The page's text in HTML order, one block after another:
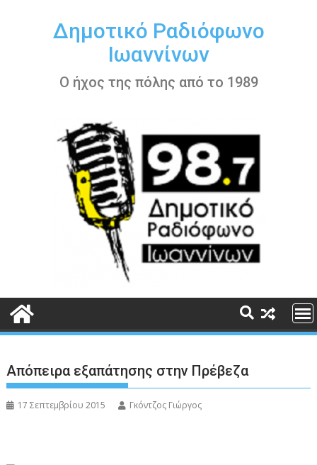
περιεχόμενοΔημοτικό Ραδιόφωνο
Ιωαννίνων
Ο ήχος της πόλης από το 1989
Απόπειρα εξαπάτησης στην Πρέβεζα
17 Σεπτεμβρίου 2015 Γκόντζος Γιώργος